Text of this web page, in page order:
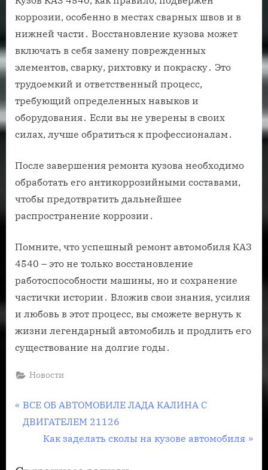
коррозии, особенно в местах сварных швов и в
нижней части․ Восстановление кузова может
включать в себя замену поврежденных
элементов, сварку, рихтовку и покраску․ Это
трудоемкий и ответственный процесс,
требующий определенных навыков и
оборудования․ Если вы не уверены в своих
силах, лучше обратиться к профессионалам․
После завершения ремонта кузова необходимо
обработать его антикоррозийными составами,
чтобы предотвратить дальнейшее
распространение коррозии․
Помните, что успешный ремонт автомобиля КАЗ
4540 – это не только восстановление
работоспособности машины, но и сохранение
частички истории․ Вложив свои знания, усилия
и любовь в этот процесс, вы сможете вернуть к
жизни легендарный автомобиль и продлить его
существование на долгие годы․
Новости
Навигация
по
П
р
ВСЕ ОБ АВТОМОБИЛЕ ЛАДА КАЛИНА С
ДВИГАТЕЛЕМ 21126
С
Как заделать сколы на кузове автомобиля